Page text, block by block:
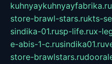
kuhnyaykuhnyayfabrika.ru
store-brawl-stars.rukts-
sindika-01.rusp-life.rux-
e-abis-1-c.rusindika01.ru
store-brawlstars.ru